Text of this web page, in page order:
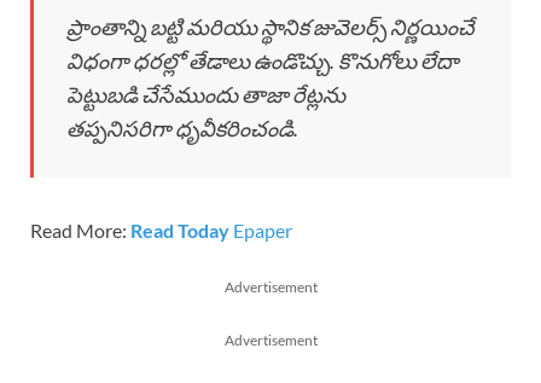
ప్రాంతాన్ని బట్టి మరియు స్థానిక జువెలర్స్ నిర్ణయించే
విధంగా ధరల్లో తేడాలు ఉండొచ్చు. కొనుగోలు లేదా
పెట్టుబడి చేసేముందు తాజా రేట్లను
తప్పనిసరిగా ధృవీకరించండి.
Read More: Read Today Epaper
Advertisement
Advertisement